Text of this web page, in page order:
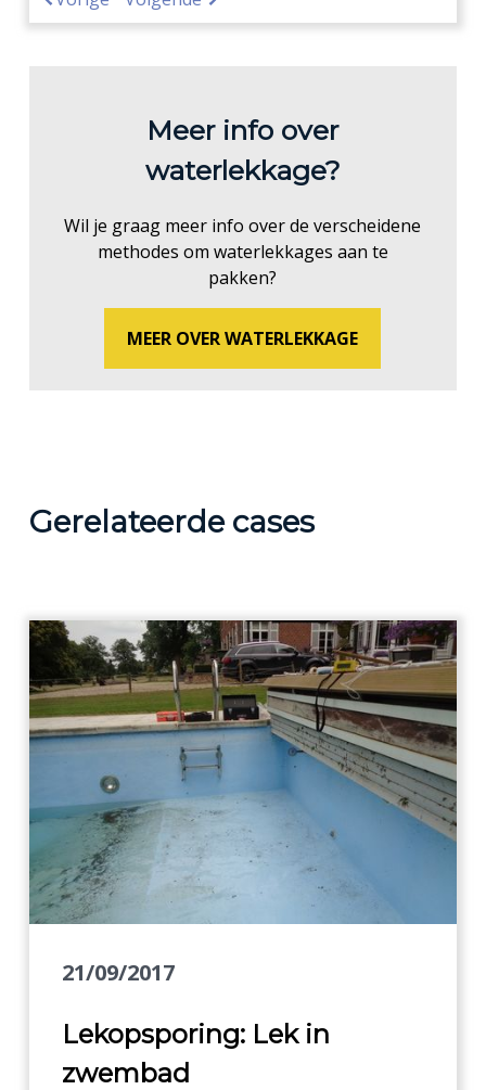
Meer info over
waterlekkage?
Wil je graag meer info over de verscheidene
methodes om waterlekkages aan te
pakken?
MEER OVER WATERLEKKAGE
Gerelateerde cases
21/09/2017
Lekopsporing: Lek in
zwembad